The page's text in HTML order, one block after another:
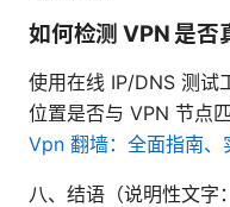
如何检测 VPN 是否
使用在线 IP/DNS 测试
位置是否与 VPN 节点
Vpn 翻墙：全面指南、
八、结语（说明性文字